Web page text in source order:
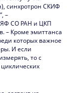
синхротрон СКИФ
–
СО РАН и ЦКП
– Кроме эмиттанса
которых важное
И если
то с